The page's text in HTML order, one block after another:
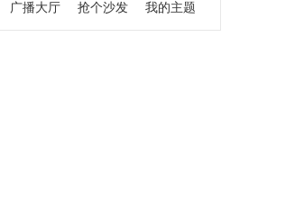
广播大厅
抢个沙发 我的主题